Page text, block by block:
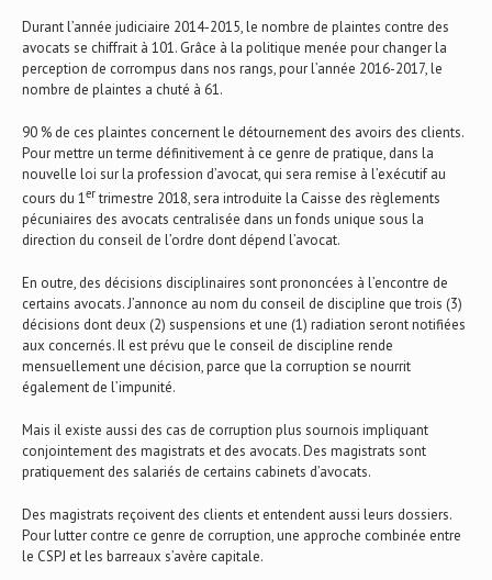
Durant l’année judiciaire 2014-2015, le nombre de plaintes contre des
avocats se chiffrait à 101. Grâce à la politique menée pour changer la
perception de corrompus dans nos rangs, pour l’année 2016-2017, le
nombre de plaintes a chuté à 61.
90 % de ces plaintes concernent le détournement des avoirs des clients.
Pour mettre un terme définitivement à ce genre de pratique, dans la
nouvelle loi sur la profession d’avocat, qui sera remise à l’exécutif au
cours du 1ertrimestre 2018, sera introduite la Caisse des règlements
pécuniaires des avocats centralisée dans un fonds unique sous la
direction du conseil de l’ordre dont dépend l’avocat.
En outre, des décisions disciplinaires sont prononcées à l’encontre de
certains avocats. J’annonce au nom du conseil de discipline que trois (3)
décisions dont deux (2) suspensions et une (1) radiation seront notifiées
aux concernés. Il est prévu que le conseil de discipline rende
mensuellement une décision, parce que la corruption se nourrit
également de l’impunité.
Mais il existe aussi des cas de corruption plus sournois impliquant
conjointement des magistrats et des avocats. Des magistrats sont
pratiquement des salariés de certains cabinets d’avocats.
Des magistrats reçoivent des clients et entendent aussi leurs dossiers.
Pour lutter contre ce genre de corruption, une approche combinée entre
le CSPJ et les barreaux s’avère capitale.